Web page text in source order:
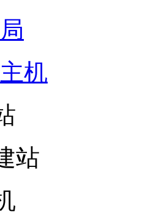
机
站